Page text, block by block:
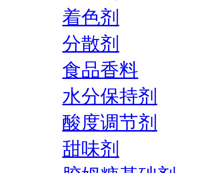
着色剂
分散剂
食品香料
水分保持剂
酸度调节剂
甜味剂